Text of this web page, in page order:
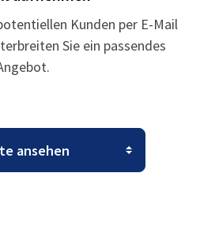
Kunden per E-Mail
Sie ein passendes